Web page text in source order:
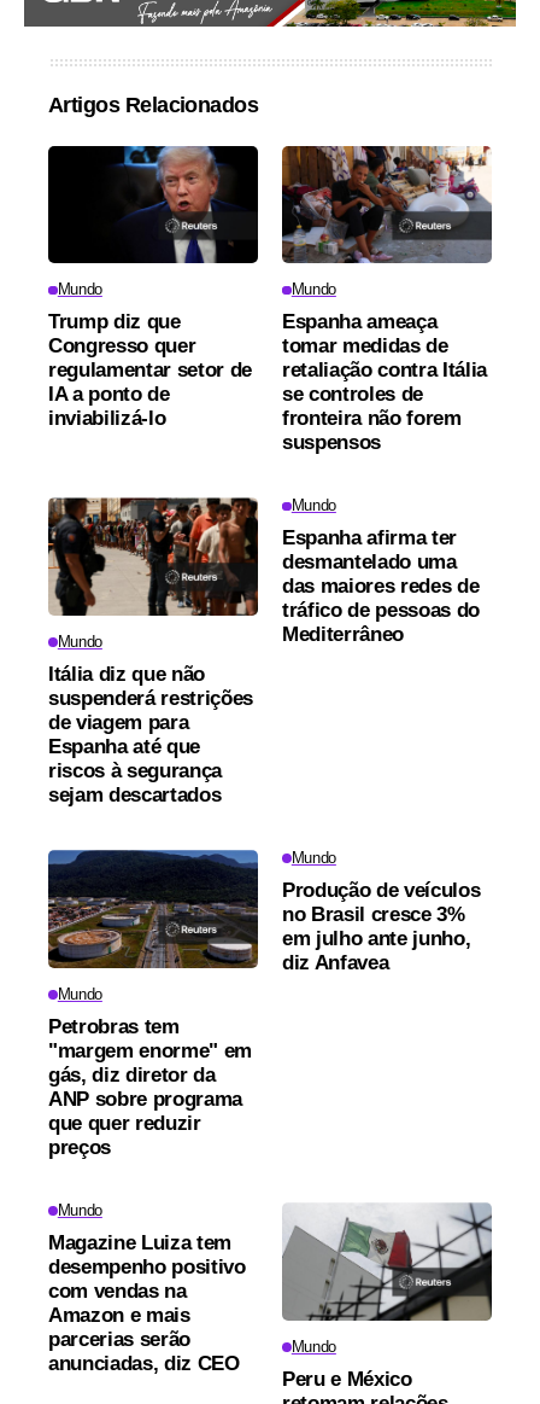
Artigos Relacionados
Mundo
Trump diz que
Congresso quer
regulamentar setor de
IA a ponto de
inviabilizá-lo
Mundo
Espanha ameaça
tomar medidas de
retaliação contra Itália
se controles de
fronteira não forem
suspensos
Mundo
Itália diz que não
suspenderá restrições
de viagem para
Espanha até que
riscos à segurança
sejam descartados
Mundo
Espanha afirma ter
desmantelado uma
das maiores redes de
tráfico de pessoas do
Mediterrâneo
Mundo
Petrobras tem
"margem enorme" em
gás, diz diretor da
ANP sobre programa
que quer reduzir
preços
Mundo
Produção de veículos
no Brasil cresce 3%
em julho ante junho,
diz Anfavea
Mundo
Magazine Luiza tem
desempenho positivo
com vendas na
Amazon e mais
parcerias serão
anunciadas, diz CEO
Mundo
Peru e México